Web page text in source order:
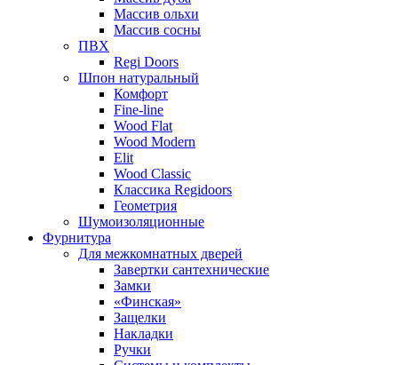
Массив ольхи
Массив сосны
ПВХ
Regi Doors
Шпон натуральный
Комфорт
Fine-line
Wood Flat
Wood Modern
Elit
Wood Classic
Классика Regidoors
Геометрия
Шумоизоляционные
Фурнитура
Для межкомнатных дверей
Завертки сантехнические
Замки
«Финская»
Защелки
Накладки
Ручки